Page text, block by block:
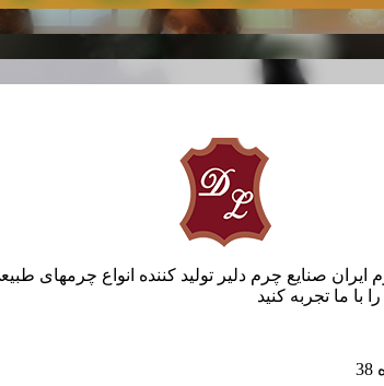
صنایع چرم دلیر تولید کننده انواع چرمهای
ما تجربه کنید